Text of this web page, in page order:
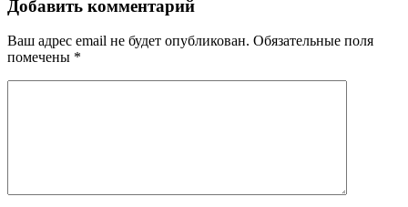
Добавить комментарий
Ваш адрес email не будет опубликован. Обязательные поля
помечены *